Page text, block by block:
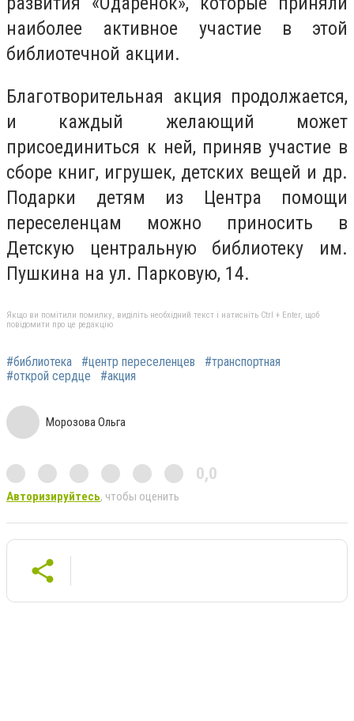
наиболее активное участие в этой
библиотечной акции.
Благотворительная акция продолжается,
и каждый желающий может
присоединиться к ней, приняв участие в
сборе книг, игрушек, детских вещей и др.
Подарки детям из Центра помощи
переселенцам можно приносить в
Детскую центральную библиотеку им.
Пушкина на ул. Парковую, 14.
Якщо ви помітили помилку, виділіть необхідний текст і натисніть Ctrl + Enter, щоб
повідомити про це редакцію
#библиотека #центр переселенцев
#транспортная
#открой сердце
#акция
Морозова Ольга
0,0
Авторизируйтесь, чтобы оценить